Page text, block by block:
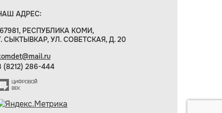
АДРЕС:
РЕСПУБЛИКА КОМИ,
СЫКТЫВКАР, УЛ. СОВЕТСКАЯ, Д. 20
(8212) 286-444